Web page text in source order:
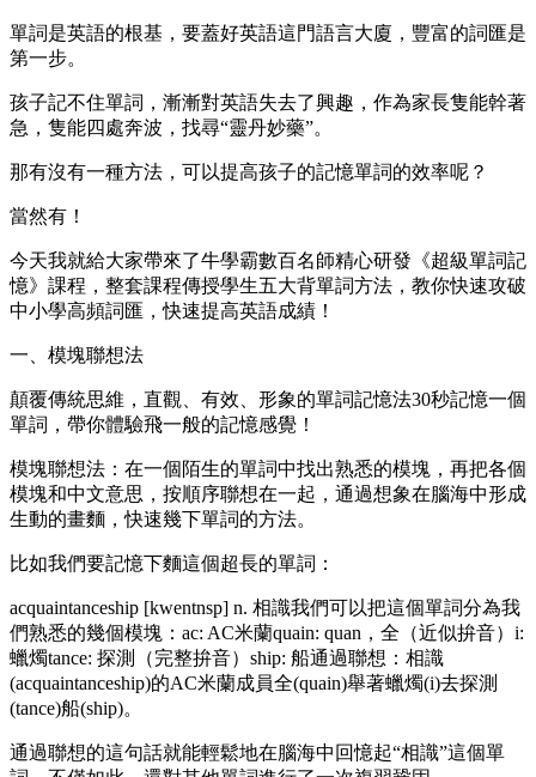
單詞是英語的根基，要蓋好英語這門語言大廈，豐富的詞匯是
第一步。
孩子記不住單詞，漸漸對英語失去了興趣，作為家長隻能幹著
急，隻能四處奔波，找尋“靈丹妙藥”。
那有沒有一種方法，可以提高孩子的記憶單詞的效率呢？
當然有！
今天我就給大家帶來了牛學霸數百名師精心研發《超級單詞記
憶》課程，整套課程傳授學生五大背單詞方法，教你快速攻破
中小學高頻詞匯，快速提高英語成績！
一、模塊聯想法
顛覆傳統思維，直觀、有效、形象的單詞記憶法30秒記憶一個
單詞，帶你體驗飛一般的記憶感覺！
模塊聯想法：在一個陌生的單詞中找出熟悉的模塊，再把各個
模塊和中文意思，按順序聯想在一起，通過想象在腦海中形成
生動的畫麵，快速幾下單詞的方法。
比如我們要記憶下麵這個超長的單詞：
acquaintanceship [kwentnsp] n. 相識我們可以把這個單詞分為我
們熟悉的幾個模塊：ac: AC米蘭quain: quan，全（近似拚音）i:
蠟燭tance: 探測（完整拚音）ship: 船通過聯想：相識
(acquaintanceship)的AC米蘭成員全(quain)舉著蠟燭(i)去探測
(tance)船(ship)。
通過聯想的這句話就能輕鬆地在腦海中回憶起“相識”這個單